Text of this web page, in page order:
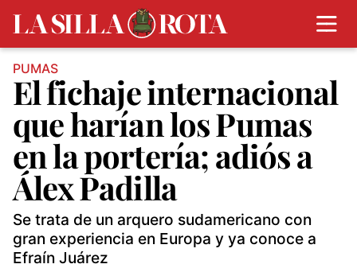
PUMAS
El fichaje internacional
que harían los Pumas
en la portería; adiós a
Álex Padilla
Se trata de un arquero sudamericano con
gran experiencia en Europa y ya conoce a
Efraín Juárez